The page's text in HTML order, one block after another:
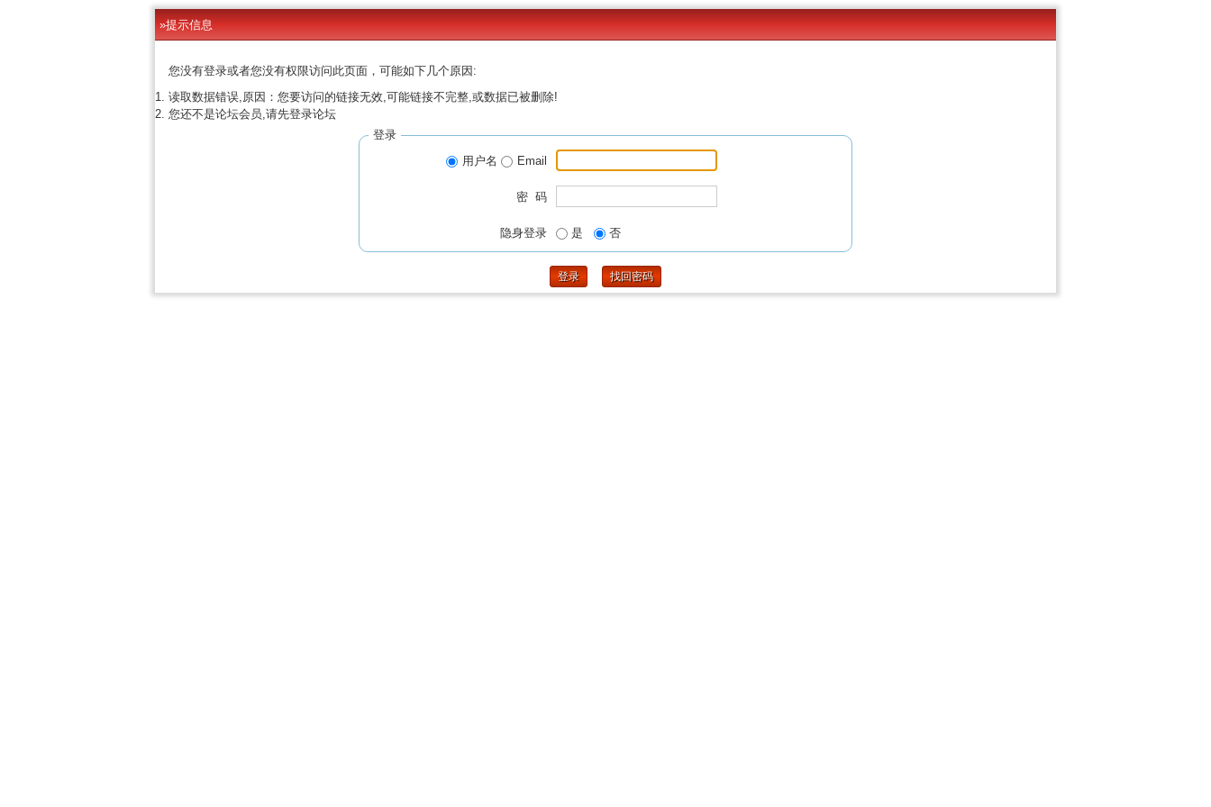
»提示信息
您没有登录或者您没有权限访问此页面，可能如下几个原因:
读取数据错误,原因：您要访问的链接无效,可能链接不完整,或数据已被删除!
您还不是论坛会员,请先登录论坛
登录
用户名
Email
密 码
隐身登录 是 否